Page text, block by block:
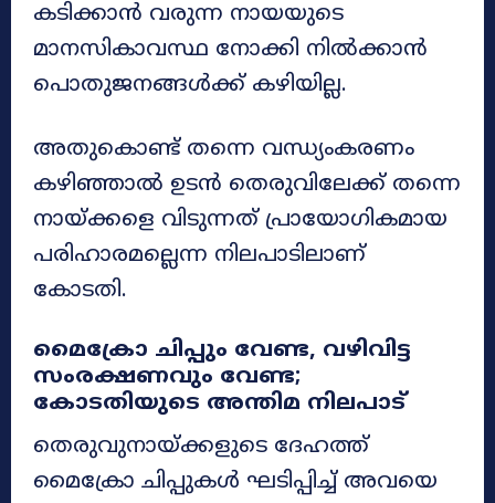
കടിക്കാൻ വരുന്ന നായയുടെ
മാനസികാവസ്ഥ നോക്കി നിൽക്കാൻ
പൊതുജനങ്ങൾക്ക് കഴിയില്ല.
അതുകൊണ്ട് തന്നെ വന്ധ്യംകരണം
കഴിഞ്ഞാൽ ഉടൻ തെരുവിലേക്ക് തന്നെ
നായ്ക്കളെ വിടുന്നത് പ്രായോഗികമായ
പരിഹാരമല്ലെന്ന നിലപാടിലാണ്
കോടതി.
മൈക്രോ ചിപ്പും വേണ്ട, വഴിവിട്ട
സംരക്ഷണവും വേണ്ട;
കോടതിയുടെ അന്തിമ നിലപാട്
തെരുവുനായ്ക്കളുടെ ദേഹത്ത്
മൈക്രോ ചിപ്പുകൾ ഘടിപ്പിച്ച് അവയെ